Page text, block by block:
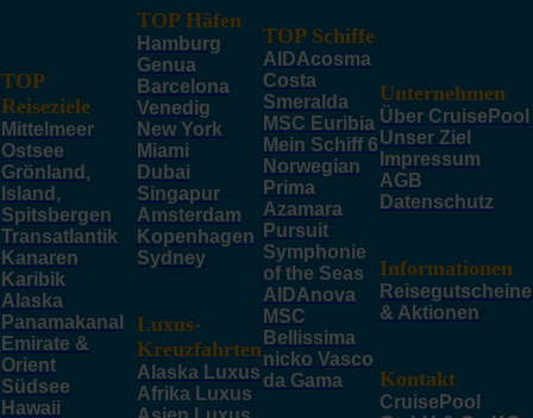
TOP
Reiseziele
Mittelmeer
Ostsee
Grönland,
Island,
Spitsbergen
Transatlantik
Kanaren
Karibik
Alaska
Panamakanal
Emirate &
Orient
Südsee
Hawaii
TOP Häfen
Hamburg
Genua
Barcelona
Venedig
New York
Miami
Dubai
Singapur
Amsterdam
Kopenhagen
Sydney
Luxus-
Kreuzfahrten
Alaska Luxus
Afrika Luxus
TOP Schiffe
AIDAcosma
Costa
Smeralda
MSC Euribia
Mein Schiff 6
Norwegian
Prima
Azamara
Pursuit
Symphonie
of the Seas
AIDAnova
MSC
Bellissima
nicko Vasco
da Gama
Unternehmen
Über CruisePool
Unser Ziel
Impressum
AGB
Datenschutz
Informationen
Reisegutscheine
& Aktionen
Kontakt
CruisePool